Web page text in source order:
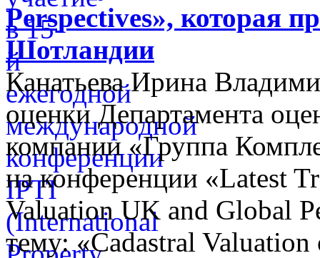
Perspectives», которая
Шотландии
Канатьева Ирина
оценки Департамента
компании «Группа
на конференции «Latest
Valuation UK and Global
тему: «Cadastral